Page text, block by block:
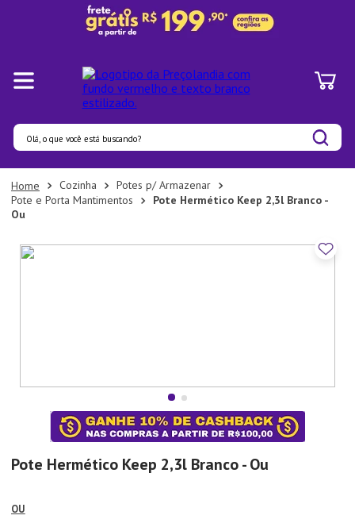
Olá, o que você está buscando?
Cozinha
Potes p/ Armazenar
Pote e Porta Mantimentos
Pote Hermético Keep 2,3l Branco -
Ou
Pote Hermético Keep 2,3l Branco - Ou
OU
Termos mais buscados
1 º
Pratos
3
Lixeira